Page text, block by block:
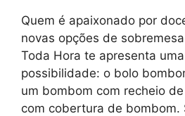
Quem é apaixonado por
novas opções de
Toda Hora te apresenta
possibilidade: o bolo
um bombom com recheio
com cobertura de bombom.